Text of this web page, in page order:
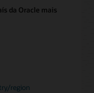
da Oracle mais
region
Studio